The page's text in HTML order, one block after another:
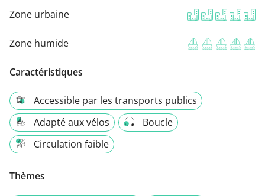
Zone urbaine
Zone humide
Caractéristiques
Accessible par les transports publics
Adapté aux vélos
Boucle
Circulation faible
Thèmes